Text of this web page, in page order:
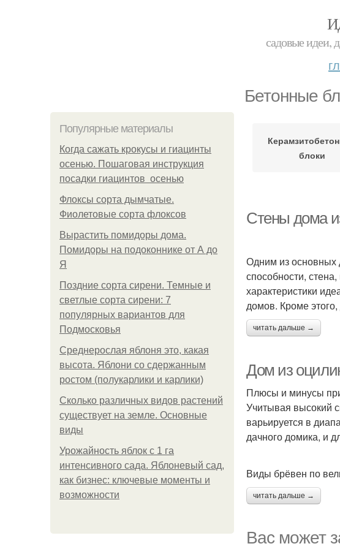
садовые идеи,
Бетонные
Популярные материалы
Когда сажать крокусы и гиацинты
осенью. Пошаговая инструкция
посадки гиацинтов осенью
Флоксы сорта дымчатые.
Фиолетовые сорта флоксов
Вырастить помидоры дома.
Помидоры на подоконнике от А до
Я
Поздние сорта сирени. Темные и
светлые сорта сирени: 7
популярных вариантов для
Подмосковья
Среднерослая яблоня это, какая
высота. Яблони со сдержанным
ростом (полукарлики и карлики)
Сколько различных видов растений
существует на земле. Основные
виды
Урожайность яблок с 1 га
интенсивного сада. Яблоневый сад,
как бизнес: ключевые моменты и
возможности
блоки
Стены дома
Одним из основных
способности,
характеристики
домов. Кроме
читать дальше →
Дом из
Плюсы и минусы
Учитывая высокий
варьируется в
дачного домика, и
Виды брёвен по
читать дальше →
Вас может